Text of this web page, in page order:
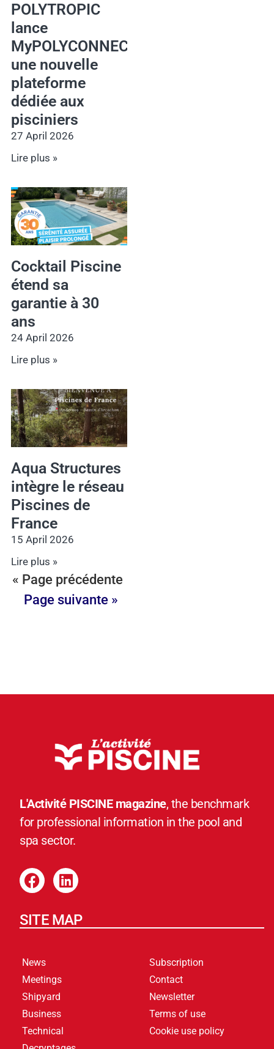
POLYTROPIC
lance
MyPOLYCONNECT,
une nouvelle
plateforme
dédiée aux
pisciniers
27 April 2026
Lire plus »
Cocktail Piscine
étend sa
garantie à 30
ans
24 April 2026
Lire plus »
Aqua Structures
intègre le réseau
Piscines de
France
15 April 2026
Lire plus »
« Page précédente
Page suivante »
L'Activité PISCINE magazine, the benchmark
for professional information in the pool and
spa sector.
SITE MAP
News
Meetings
Shipyard
Business
Technical
Subscription
Contact
Newsletter
Terms of use
Cookie use policy